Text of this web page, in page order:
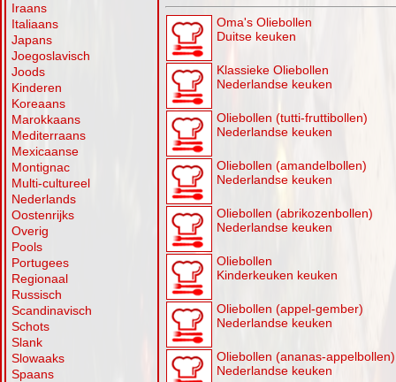
Iraans
Italiaans
Japans
Joegoslavisch
Joods
Kinderen
Koreaans
Marokkaans
Mediterraans
Mexicaanse
Montignac
Multi-cultureel
Nederlands
Oostenrijks
Overig
Pools
Portugees
Regionaal
Russisch
Scandinavisch
Schots
Slank
Slowaaks
Spaans
Oma's Oliebollen
Duitse keuken
Klassieke Oliebollen
Nederlandse keuken
Oliebollen (tutti-fruttibollen)
Nederlandse keuken
Oliebollen (amandelbollen)
Nederlandse keuken
Oliebollen (abrikozenbollen)
Nederlandse keuken
Oliebollen
Kinderkeuken keuken
Oliebollen (appel-gember)
Nederlandse keuken
Oliebollen (ananas-appelbollen)
Nederlandse keuken